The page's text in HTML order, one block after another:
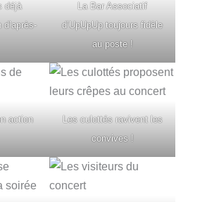
déjà
La Bar Associatif
d’UpUpUp toujours fidèle
au poste !
action
Les culottés ravivent les
convives !